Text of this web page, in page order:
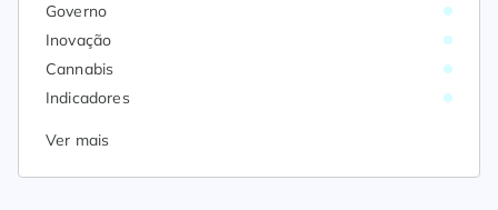
Governo
Inovação
Cannabis
Indicadores
Ver mais